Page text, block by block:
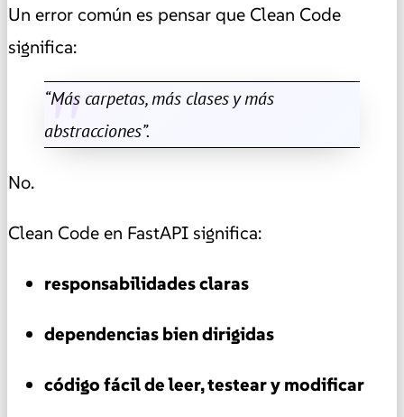
Un error común es pensar que Clean Code
significa:
“Más carpetas, más clases y más
abstracciones”.
No.
Clean Code en FastAPI significa:
responsabilidades claras
dependencias bien dirigidas
código fácil de leer, testear y modificar